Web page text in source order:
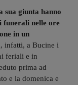
sua giunta hanno
funerali nelle ore
in un
infatti, a Bucine i
feriali e in
prima ad
e la domenica e